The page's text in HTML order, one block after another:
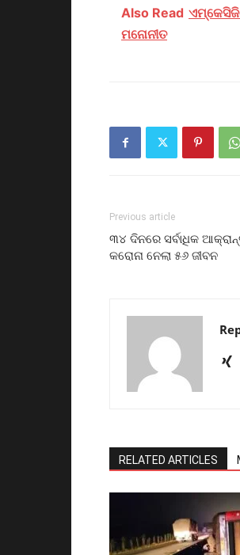
Also Read
ମନୋନୀତ
Previous article
୩୪ ଦିନରେ ସର୍ବାଧିକ
କରୋନା ନେଲା ୫୬ ଜୀବନ
RELATED ARTICLES